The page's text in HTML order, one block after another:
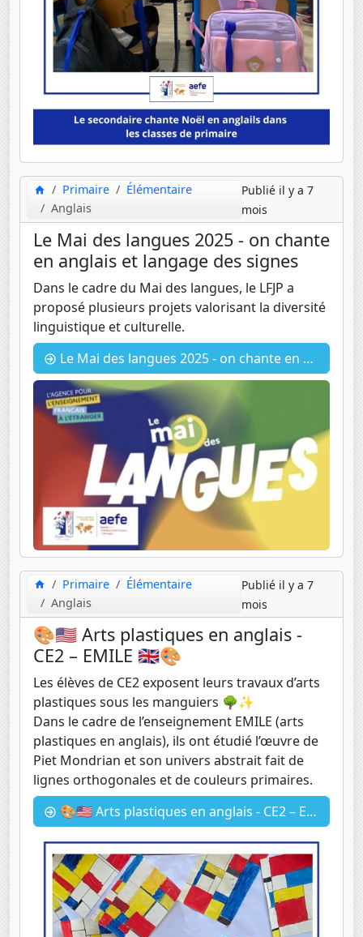
Primaire
Élémentaire
Anglais
Publié il y a 7
mois
Le Mai des langues 2025 - on chante
en anglais et langage des signes
Dans le cadre du Mai des langues, le LFJP a
proposé plusieurs projets valorisant la diversité
linguistique et culturelle.
Le Mai des langues 2025 - on chante en anglais et langage des signes
Primaire
Élémentaire
Anglais
Publié il y a 7
mois
🎨🇺🇸 Arts plastiques en anglais -
CE2 – EMILE 🇬🇧🎨
Les élèves de CE2 exposent leurs travaux d’arts
plastiques sous les manguiers 🌳✨
Dans le cadre de l’enseignement EMILE (arts
plastiques en anglais), ils ont étudié l’œuvre de
Piet Mondrian et son univers abstrait fait de
lignes orthogonales et de couleurs primaires.
🎨🇺🇸 Arts plastiques en anglais - CE2 – EMILE 🇬🇧🎨